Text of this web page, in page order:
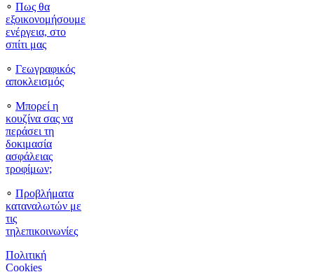
∘ Πως θα
εξοικονομήσουμε
ενέργεια, στο
σπίτι μας
∘ Γεωγραφικός
αποκλεισμός
∘ Μπορεί η
κουζίνα σας να
περάσει τη
δοκιμασία
ασφάλειας
τροφίμων;
∘ Προβλήματα
καταναλωτών με
τις
τηλεπικοινωνίες
Πολιτική
Cookies